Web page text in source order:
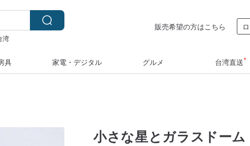
湾
販売希望の方はこちら
具 家電・デジタル グルメ 台湾直送
小さな星とガラスドーム